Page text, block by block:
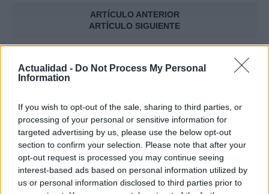
Actualidad - Do Not Process My Personal
Information
If you wish to opt-out of the sale, sharing to third parties, or
processing of your personal or sensitive information for
targeted advertising by us, please use the below opt-out
section to confirm your selection. Please note that after your
opt-out request is processed you may continue seeing
interest-based ads based on personal information utilized by
us or personal information disclosed to third parties prior to
ARTÍCULO ANTERIOR
ARTÍCULO SIGUIENTE
Más leídos